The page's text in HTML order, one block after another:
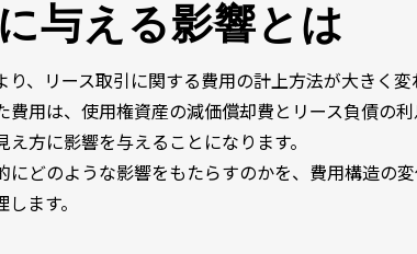
与える影響とは
、リース取引に関する費用の計上方法が大きく
費用は、使用権資産の減価償却費とリース負債の
方に影響を与えることになります。
どのような影響をもたらすのかを、費用構造の
ます。